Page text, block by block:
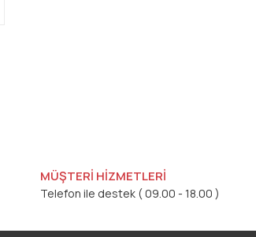
MÜŞTERİ HİZMETLERİ
Telefon ile destek ( 09.00 - 18.00 )